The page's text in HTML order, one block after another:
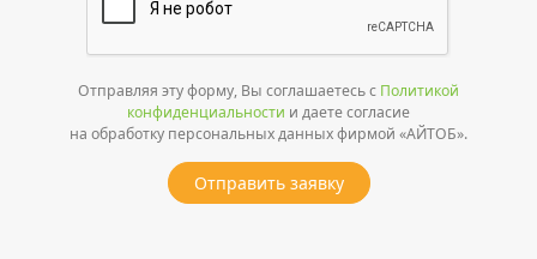
Отправляя эту форму, Вы соглашаетесь с Политикой
конфиденциальности и даете согласие
на обработку персональных данных фирмой «АЙТОБ».
Отправить заявку